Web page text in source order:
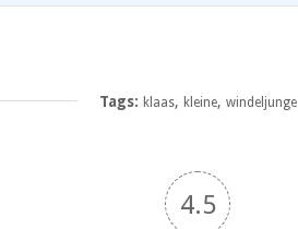
Tags: klaas, kleine, windeljunge
4.5